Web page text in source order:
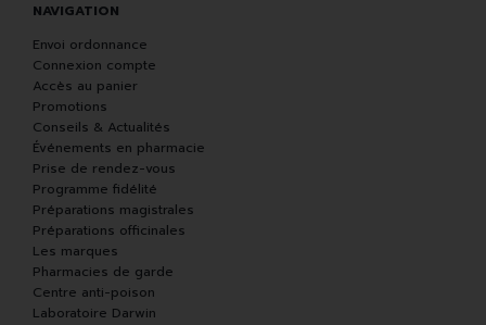
NAVIGATION
Envoi ordonnance
Connexion compte
Accès au panier
Promotions
Conseils & Actualités
Événements en pharmacie
Prise de rendez-vous
Programme fidélité
Préparations magistrales
Préparations officinales
Les marques
Pharmacies de garde
Centre anti-poison
Laboratoire Darwin